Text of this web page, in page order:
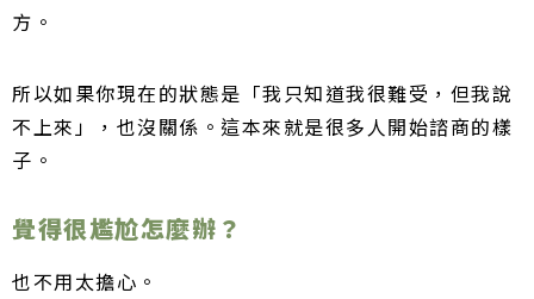
方。
所以如果你現在的狀態是「我只知道我很難受，但我說
不上來」，也沒關係。這本來就是很多人開始諮商的樣
子。
覺得很尷尬怎麼辦？
也不用太擔心。